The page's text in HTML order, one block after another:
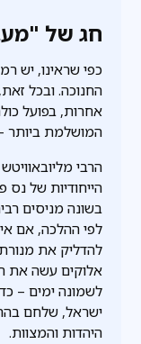
חג של
כפי שראינו, יש
החנוכה. ובכל
אחרות, בפועל
המושלמת ביותר
הרבי
הייחודיות של נס
בשונה מניסים
לפי ההלכה, אם
להדליק את
אלוקים עשה את
לשמונה ימים –
ישראל, שלחם
היהדות והמצוות.